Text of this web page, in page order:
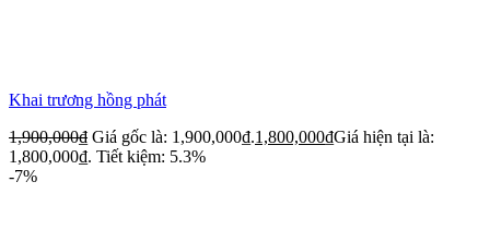
Khai trương hồng phát
1,900,000₫ Giá gốc là: 1,900,000₫.1,800,000₫Giá hiện tại là:
1,800,000₫. Tiết kiệm: 5.3%
-7%